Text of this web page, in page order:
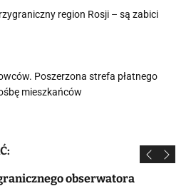
region Rosji – są zabici
Poszerzona strefa płatnego
mieszkańców
obserwatora